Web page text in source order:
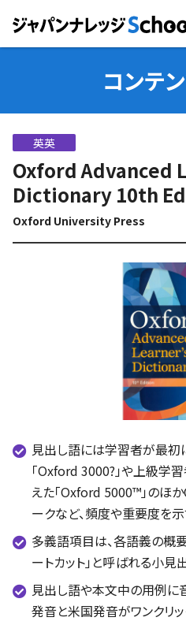
コンテ
英英
Oxford Advanced
Dictionary 10th
Oxford University Press
見出し語には学習者が最初
「Oxford 3000?」や上級学
えた「Oxford 5000™」のほ
ークなど、頻度や重要度を示
多義語項目は、各語義の概要
ートカット」と呼ばれる小見
見出し語や本文中の用例に
発音と米国発音がワンクリッ